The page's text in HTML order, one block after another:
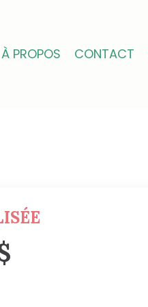
À PROPOS CONTACT